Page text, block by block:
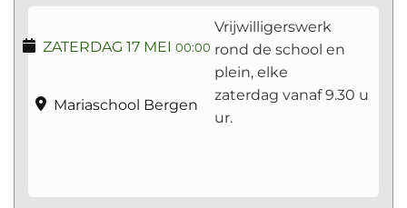
ZATERDAG 17 MEI 00:00
Mariaschool Bergen
Vrijwilligerswerk
rond de school en
plein, elke
zaterdag vanaf 9.30 u
ur.